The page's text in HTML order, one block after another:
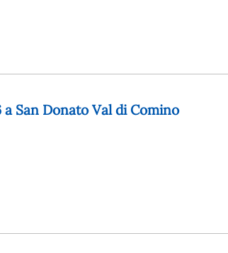
San Donato Val di Comino